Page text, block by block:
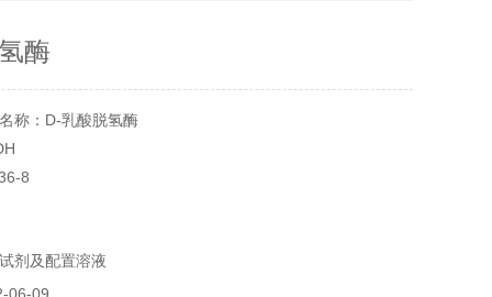
酶
称：D-乳酸脱氢酶
8
验用，不做其它用途！
剂及配置溶液